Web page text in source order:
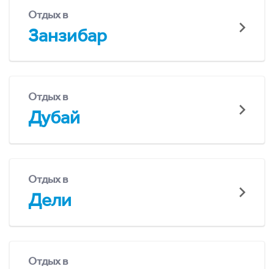
Отдых в
Занзибар
Отдых в
Дубай
Отдых в
Дели
Отдых в